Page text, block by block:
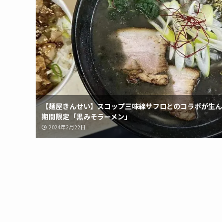
【麺屋きんせい】スコップ三味線サフロとのコラボが生
期間限定「黒みそラーメン」
2024年2月22日